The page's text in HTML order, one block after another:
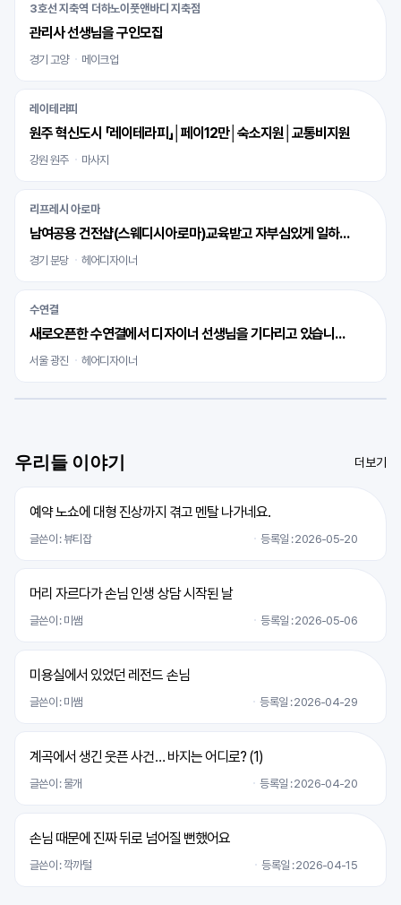
3호선 지축역 더하노이풋앤바디 지축점
관리사 선생님을 구인모집
경기 고양 메이크업
레이테라피
원주 혁신도시 「레이테라피」│페이12만│숙소지원│교통비지원
강원 원주 마사지
리프레시 아로마
남여공용 건전샵(스웨디시아로마)교육받고 자부심있게 일하실 바디테라피사 모십니다
경기 분당 헤어디자이너
수연결
새로오픈한 수연결에서 디자이너 선생님을 기다리고 있습니다 ^^
서울 광진 헤어디자이너
우리들 이야기 더보기
예약 노쇼에 대형 진상까지 겪고 멘탈 나가네요.
글쓴이 : 뷰티잡 등록일 : 2026-05-20
머리 자르다가 손님 인생 상담 시작된 날
글쓴이 : 미쌤 등록일 : 2026-05-06
미용실에서 있었던 레전드 손님
글쓴이 : 미쌤 등록일 : 2026-04-29
계곡에서 생긴 웃픈 사건… 바지는 어디로? (1)
글쓴이 : 물개 등록일 : 2026-04-20
손님 때문에 진짜 뒤로 넘어질 뻔했어요
글쓴이 : 깍까털 등록일 : 2026-04-15